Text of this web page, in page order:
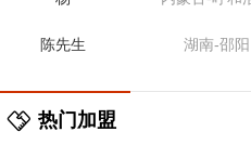
张女士 湖南-长沙
乔国军 山西-运城
冯义传
热门加盟